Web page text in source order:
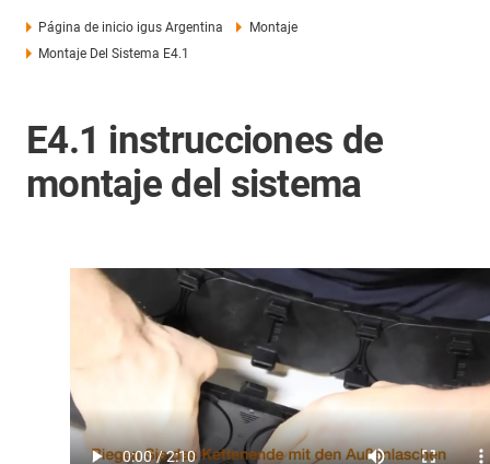
Página de inicio igus Argentina
Montaje
Montaje Del Sistema E4.1
E4.1 instrucciones de
montaje del sistema